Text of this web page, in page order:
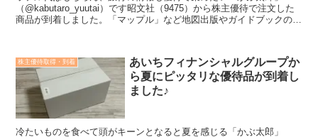
（@kabutaro_yuutai）です昭文社（9475）から株主優待で注文した
商品が到着しました。「マップル」など地図出版やガイドブックの大
株主優待取得・到着
あいちフィナンシャルグループか
ら夏にピッタリな優待品が到着し
ました♪
冷たいものを食べて頭がキーンとなると夏を感じる「かぶ太郎」